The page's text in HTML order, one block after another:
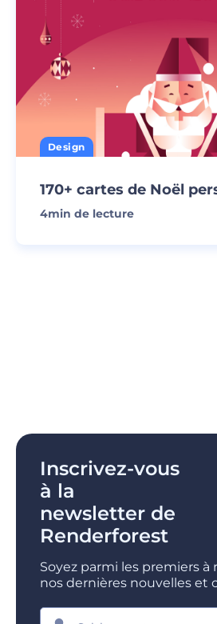
Design
170+ cartes de Noël
4min de lecture
Inscrivez-vous
à la
newsletter de
Renderforest
Soyez parmi les premiers à
nos dernières nouvelles et